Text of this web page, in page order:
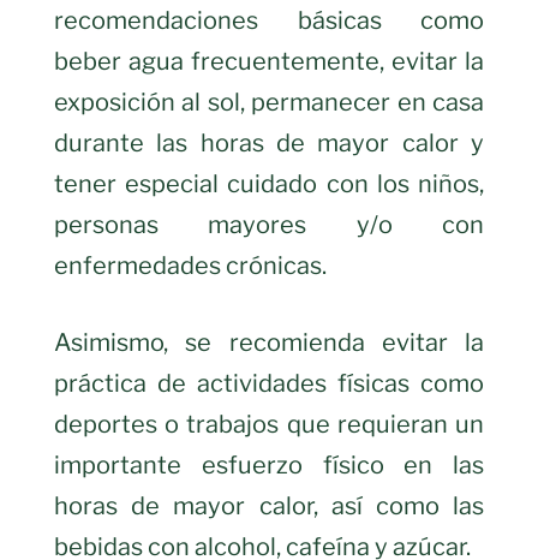
recomendaciones básicas como
beber agua frecuentemente, evitar la
exposición al sol, permanecer en casa
durante las horas de mayor calor y
tener especial cuidado con los niños,
personas mayores y/o con
enfermedades crónicas.
Asimismo, se recomienda evitar la
práctica de actividades físicas como
deportes o trabajos que requieran un
importante esfuerzo físico en las
horas de mayor calor, así como las
bebidas con alcohol, cafeína y azúcar.